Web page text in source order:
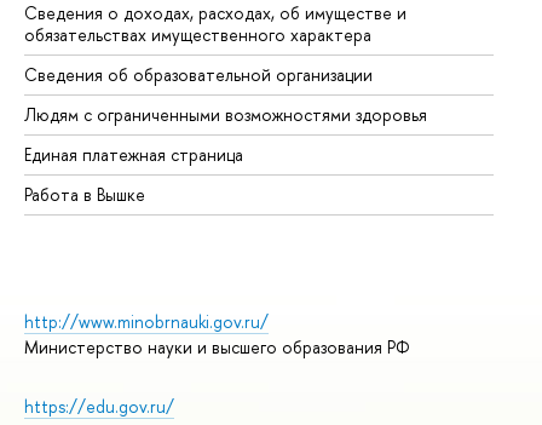
Сведения о доходах, расходах, об имуществе и
обязательствах имущественного характера
Сведения об образовательной организации
Людям с ограниченными возможностями здоровья
Единая платежная страница
Работа в Вышке
http://www.minobrnauki.gov.ru/
Министерство науки и высшего образования РФ
https://edu.gov.ru/